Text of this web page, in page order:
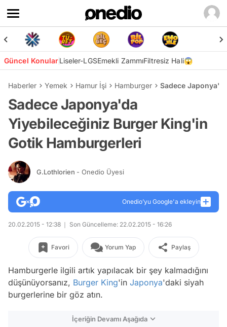
Güncel KonularLiseler-LGSEmekli ZammıFiltresiz Hali😱
Haberler Yemek Hamur İşi Hamburger Sadece
Sadece Japonya'da
Yiyebileceğiniz Burger King'in
Gotik Hamburgerleri
G.Lothlorien - Onedio Üyesi
Onedio’yu Google'a ekleyin
20.02.2015 - 12:38 Son Güncelleme: 22.02.2015 - 16:26
Favori Yorum Yap Paylaş
Hamburgerle ilgili artık yapılacak bir şey kalmadığını
düşünüyorsanız, Burger King'in Japonya'daki siyah
burgerlerine bir göz atın.
İçeriğin Devamı Aşağıda